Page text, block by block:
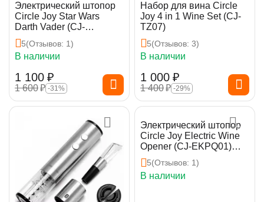
Электрический штопор
Circle Joy Star Wars
Darth Vader (CJ-
EKPQ05)
5(Отзывов: 1)
В наличии
1 100 ₽
1 600₽ -31%
Набор для вина Circle
Joy 4 in 1 Wine Set (CJ-
TZ07)
5(Отзывов: 3)
В наличии
1 000 ₽
1 400₽ -29%
Электрический штопор
Circle Joy Electric Wine
Opener (CJ-EKPQ01)
Silver
5(Отзывов: 1)
В наличии